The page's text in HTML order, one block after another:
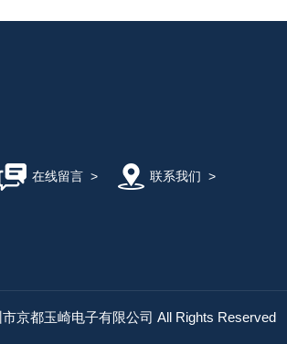
在线留言> 联系我们 >
京都玉崎电子有限公司 All Rights Reserved